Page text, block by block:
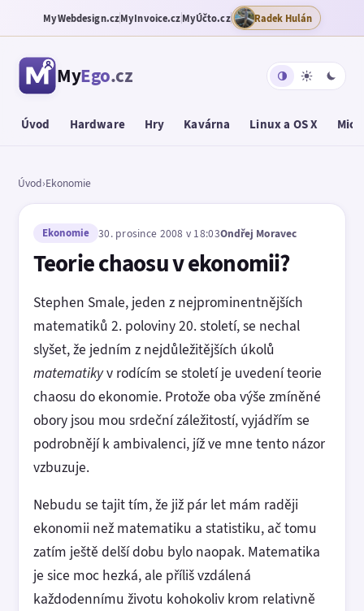
MyWebdesign.czMyInvoice.czMyÚčto.cz Radek Hulán
MyEgo.cz
Úvod Hardware Hry Kavárna Linux a OS X
Úvod›Ekonomie
Ekonomie 30. prosince 2008 v 18:03Ondřej Moravec
Teorie chaosu v ekonomii?
Stephen Smale, jeden z nejprominentnějších
matematiků 2. poloviny 20. století, se nechal
slyšet, že jedním z nejdůležitějších úkolů
matematikyv rodícím se století je uvedení teorie
chaosu do ekonomie. Protože oba výše zmíněné
obory jsou mou srdeční záležitostí, vyjádřím se
podrobnějí k ambivalenci, jíž ve mne tento názor
vzbuzuje.
Nebudu se tajit tím, že již pár let mám raději
ekonomii než matematiku a statistiku, ač tomu
zatím ještě delší dobu bylo naopak. Matematika
je sice moc hezká, ale příliš vzdálená
každodennímu životu kohokoliv krom relativně